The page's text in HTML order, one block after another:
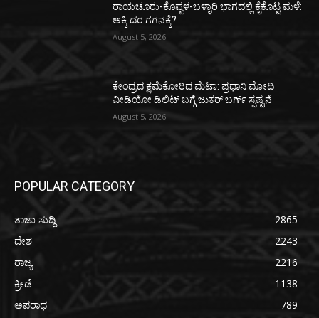
ರಾಯಚೂರು-ಕೊಪ್ಪಳ-ಬಳ್ಳಾರಿ ಭಾಗದಲ್ಲಿ ಕೈಕೊಟ್ಟ ಮಳೆ:
ಅಕ್ಕಿ ದರ ಗಗನಕ್ಕೆ?
August 5, 2026
ಕೇಂದ್ರದ ಕ್ಷಮೆಕೋರಿದ ಮೆಟಾ: ಪ್ರಧಾನಿ ಮೋದಿ
ವೀಡಿಯೋ ಡಿಲಿಟ್ ಬಗ್ಗೆ ಜುಕರ್ ಬರ್ಗ್ ಸ್ಪಷ್ಟನೆ
August 5, 2026
POPULAR CATEGORY
ತಾಜಾ ಸುದ್ದಿ
2865
ದೇಶ
2243
ರಾಜ್ಯ
2216
ಕ್ರೀಡೆ
1138
ಅಪರಾಧ
789